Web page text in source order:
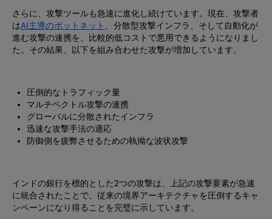
さらに、攻撃ツールも急速に進化し続けています。現在、攻撃者
はAI主導のボットネット
、分散型攻撃インフラ、そして自動化が
進む攻撃の連携を、比較的低コストで悪用できるようになりまし
た。その結果、以下を組み合わせた攻撃が増加しています。
圧倒的なトラフィック量
マルチベクトル攻撃の連携
グローバルに分散されたインフラ
迅速な攻撃手法の適応
防御側を疲弊させるための執拗な波状攻撃
インドの銀行を標的とした2つの攻撃は、上記の攻撃要素が急速
に統合されたことで、従来の境界アーキテクチャを圧倒するキャ
ンペーンになり得ることを完璧に示しています。